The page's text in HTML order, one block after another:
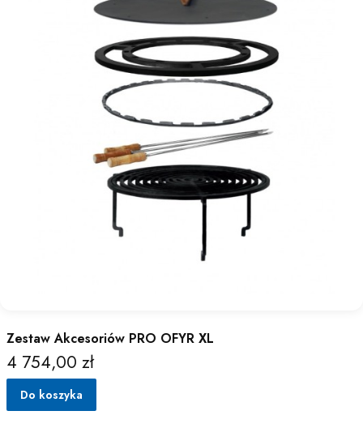
Zestaw Akcesoriów PRO OFYR XL
Cena
4 754,00 zł
Do koszyka